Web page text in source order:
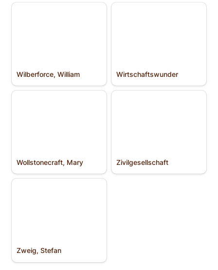
Wilberforce, William
Wilberforce, William
Wirtschafts­wunder
Wirtschafts­wunder
Wollstonecraft, Mary
Wollstonecraft, Mary
Zivilgesellschaft
Zivilgesellschaft
Zweig, Stefan
Zweig, Stefan